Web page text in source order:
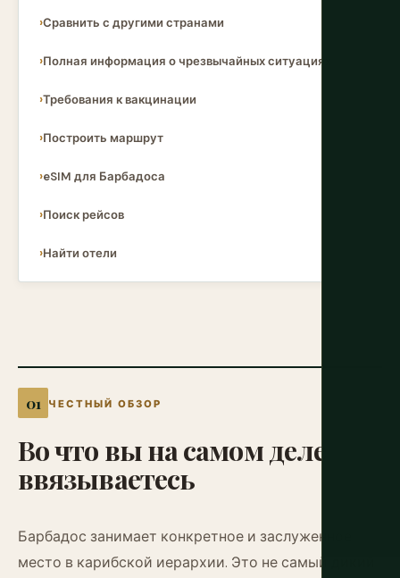
ЧЕСТНЫЙ ОБЗОР
Вочтовынасамом деле
ввязываетесь
Барбадос занимает конкретное и заслуженное
место в карибской иерархии. Это не самый дикий
Сравнить с другими странами
Полная информация о чрезвычайных ситуациях
Требования к вакцинации
Построить маршрут
eSIM для Барбадоса
Поиск рейсов
Найти отели